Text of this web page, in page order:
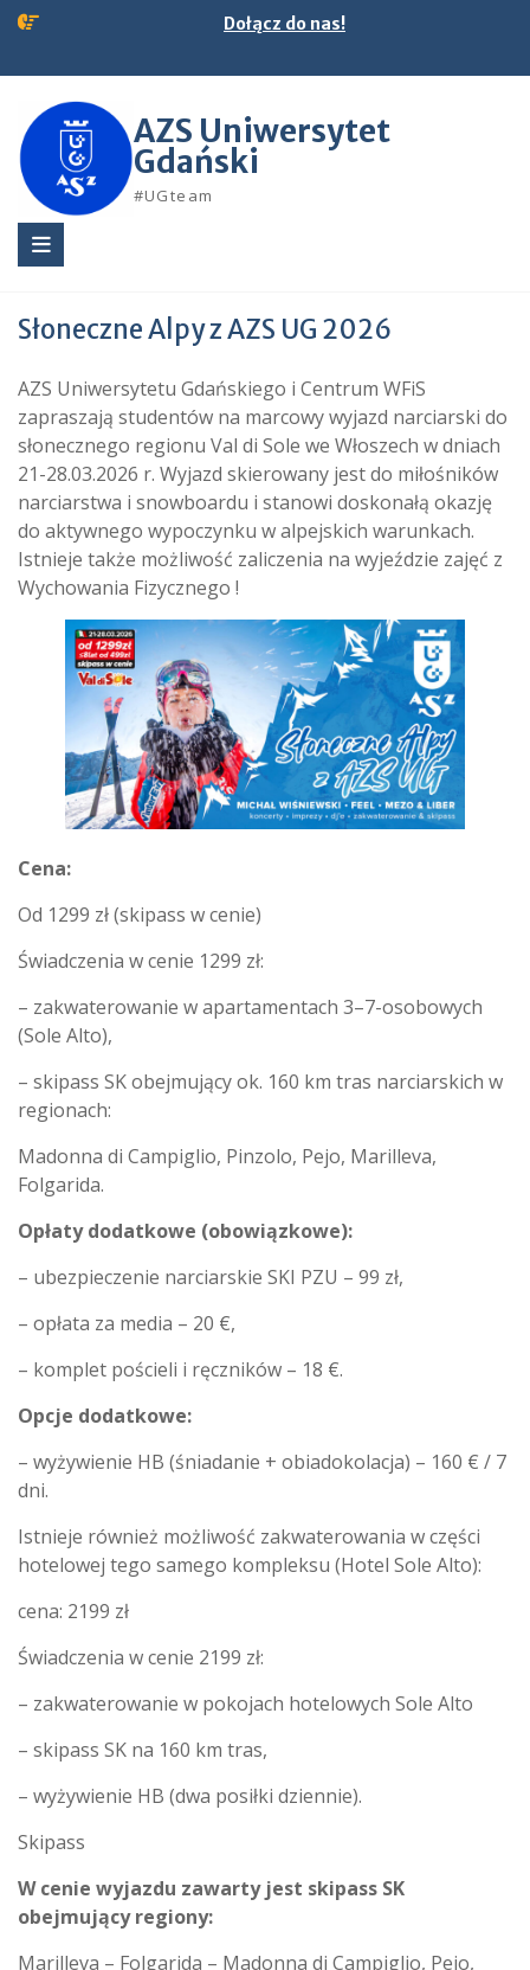
Skip
Dołącz do nas!
AZS Uniwersytet
Gdański
#UGteam
Słoneczne Alpy z AZS UG 2026
AZS Uniwersytetu Gdańskiego i Centrum WFiS
zapraszają studentów na marcowy wyjazd narciarski do
słonecznego regionu Val di Sole we Włoszech w dniach
21-28.03.2026 r. Wyjazd skierowany jest do miłośników
narciarstwa i snowboardu i stanowi doskonałą okazję
do aktywnego wypoczynku w alpejskich warunkach.
Istnieje także możliwość zaliczenia na wyjeździe zajęć z
Wychowania Fizycznego !
Cena:
Od 1299 zł (skipass w cenie)
Świadczenia w cenie 1299 zł:
– zakwaterowanie w apartamentach 3–7-osobowych
(Sole Alto),
– skipass SK obejmujący ok. 160 km tras narciarskich w
regionach:
Madonna di Campiglio, Pinzolo, Pejo, Marilleva,
Folgarida.
Opłaty dodatkowe (obowiązkowe):
– ubezpieczenie narciarskie SKI PZU – 99 zł,
– opłata za media – 20 €,
– komplet pościeli i ręczników – 18 €.
Opcje dodatkowe:
– wyżywienie HB (śniadanie + obiadokolacja) – 160 € / 7
dni.
Istnieje również możliwość zakwaterowania w części
hotelowej tego samego kompleksu (Hotel Sole Alto):
cena: 2199 zł
Świadczenia w cenie 2199 zł:
– zakwaterowanie w pokojach hotelowych Sole Alto
– skipass SK na 160 km tras,
– wyżywienie HB (dwa posiłki dziennie).
Skipass
W cenie wyjazdu zawarty jest skipass SK
obejmujący regiony:
Marilleva – Folgarida – Madonna di Campiglio, Pejo,